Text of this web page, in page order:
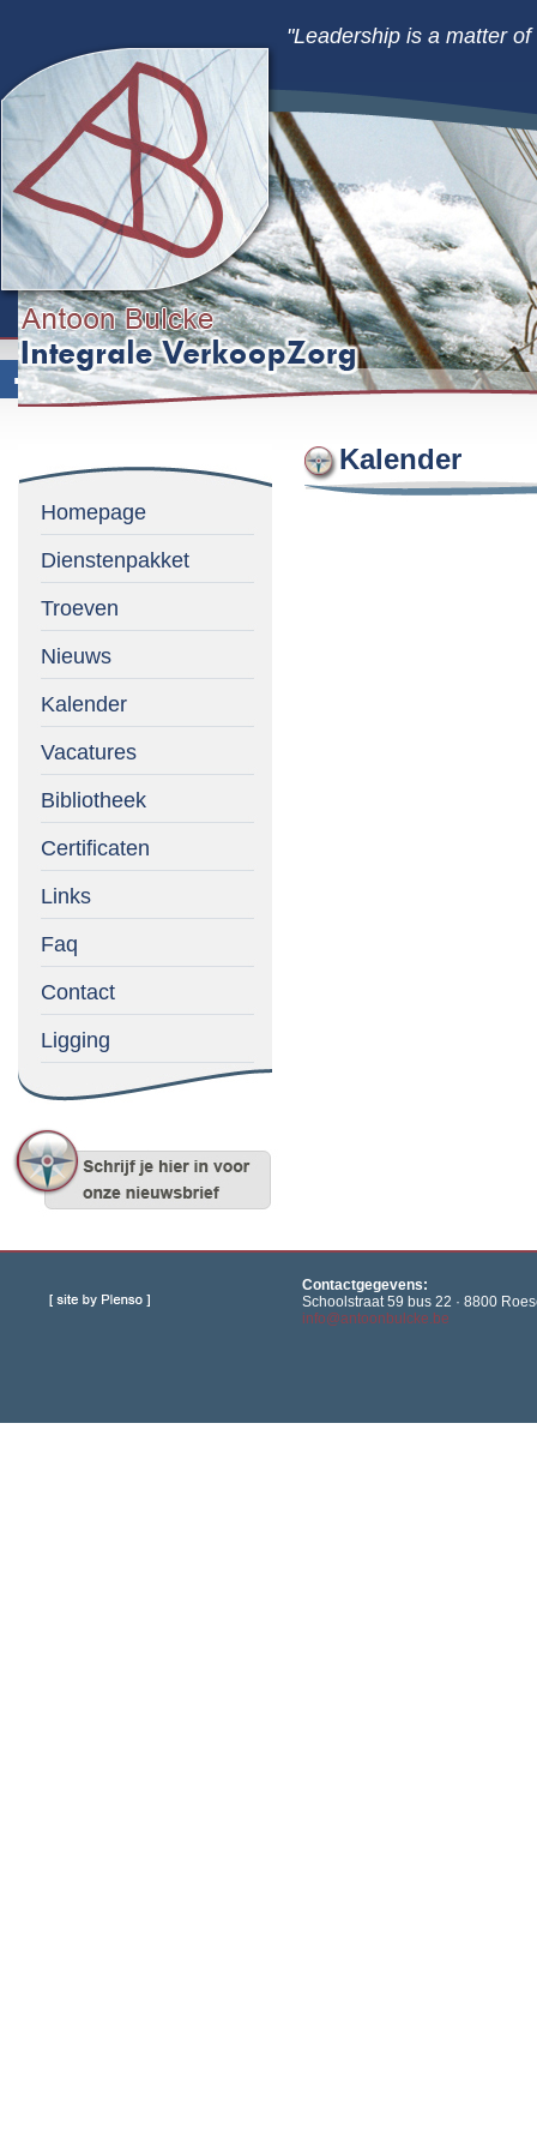
"Leadership is a matter
Homepage
Dienstenpakket
Troeven
Nieuws
Kalender
Vacatures
Bibliotheek
Certificaten
Links
Faq
Contact
Ligging
Kalender
Contactgegevens:
Schoolstraat 59 bus 22 · 8800
info@antoonbulcke.be